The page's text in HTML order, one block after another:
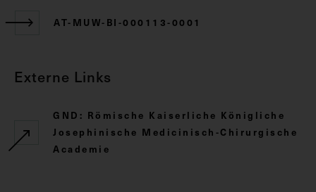
AT-MUW-BI-000113-0001
Externe Links
GND: Römische Kaiserliche Königliche
Josephinische Medicinisch-Chirurgische
Academie